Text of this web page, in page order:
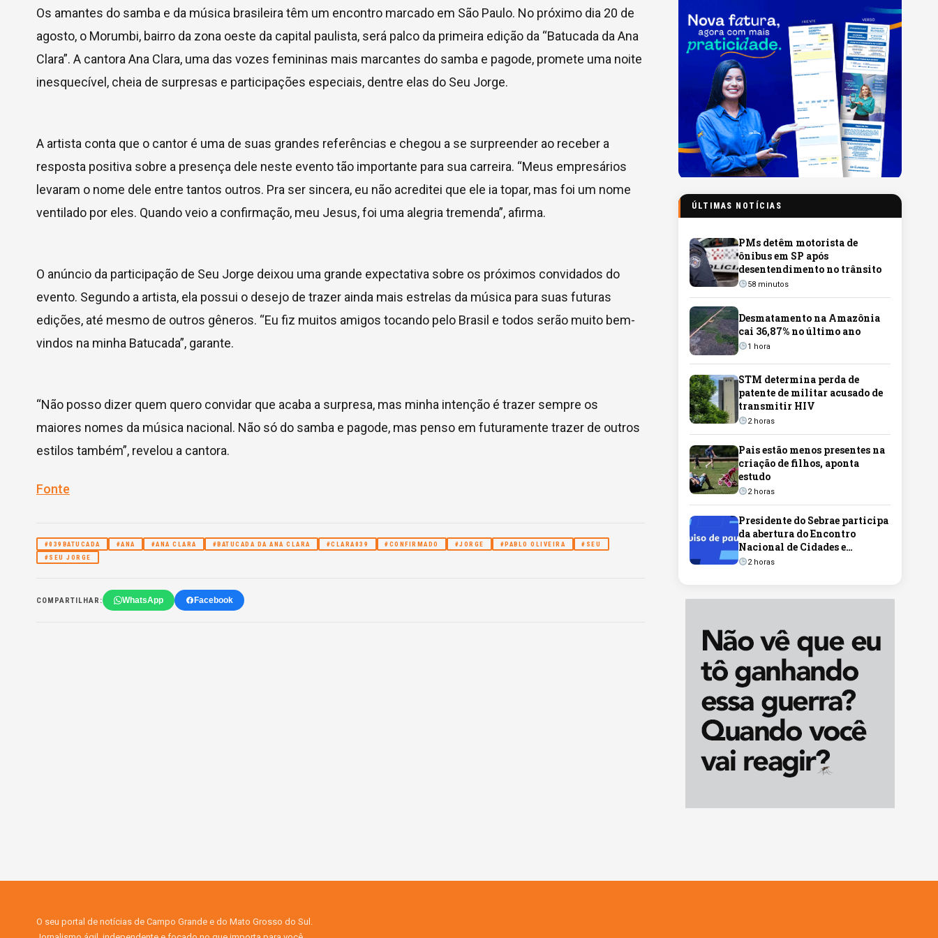
Os amantes do samba e da música brasileira têm um encontro marcado em São Paulo. No próximo dia 20 de
agosto, o Morumbi, bairro da zona oeste da capital paulista, será palco da primeira edição da “Batucada da Ana
Clara”. A cantora Ana Clara, uma das vozes femininas mais marcantes do samba e pagode, promete uma noite
inesquecível, cheia de surpresas e participações especiais, dentre elas do Seu Jorge.
A artista conta que o cantor é uma de suas grandes referências e chegou a se surpreender ao receber a
resposta positiva sobre a presença dele neste evento tão importante para sua carreira. “Meus empresários
levaram o nome dele entre tantos outros. Pra ser sincera, eu não acreditei que ele ia topar, mas foi um nome
ventilado por eles. Quando veio a confirmação, meu Jesus, foi uma alegria tremenda”, afirma.
O anúncio da participação de Seu Jorge deixou uma grande expectativa sobre os próximos convidados do
evento. Segundo a artista, ela possui o desejo de trazer ainda mais estrelas da música para suas futuras
edições, até mesmo de outros gêneros. “Eu fiz muitos amigos tocando pelo Brasil e todos serão muito bem-
vindos na minha Batucada”, garante.
“Não posso dizer quem quero convidar que acaba a surpresa, mas minha intenção é trazer sempre os
maiores nomes da música nacional. Não só do samba e pagode, mas penso em futuramente trazer de outros
estilos também”, revelou a cantora.
Fonte
#039BATUCADA #ANA #ANA CLARA #BATUCADA DA ANA CLARA #CLARA039 #CONFIRMADO #JORGE #PABLO OLIVEIRA
#SEU
#SEU JORGE
COMPARTILHAR: WhatsApp Facebook
ÚLTIMAS NOTÍCIAS
PMs detêm motorista de
ônibus em SP após
desentendimento no trânsito
58 minutos
Desmatamento na Amazônia
cai 36,87% no último ano
1 hora
STM determina perda de
patente de militar acusado de
transmitir HIV
2 horas
Pais estão menos presentes na
criação de filhos, aponta
estudo
2 horas
Presidente do Sebrae participa
da abertura do Encontro
Nacional de Cidades e
Territórios Empreendedores
2 horas
O seu portal de notícias de Campo Grande e do Mato Grosso do Sul.